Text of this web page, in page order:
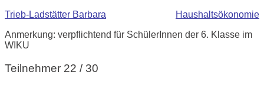
Haushaltsökonomie
Trieb-Ladstätter Barbara
Anmerkung: verpflichtend für SchülerInnen der 6. Klasse im
WIKU
Teilnehmer 22 / 30